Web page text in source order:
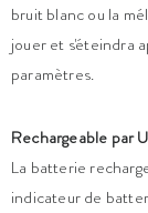
bruit blanc ou la
jouer et s'éteindra
paramètres.
Rechargeable par
La batterie
indicateur de